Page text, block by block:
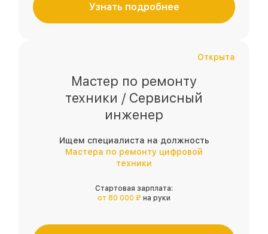
Узнать подробнее
Открыта
Мастер по ремонту
техники / Сервисный
инженер
Ищем специалиста на должность
Мастера по ремонту цифровой
техники
Стартовая зарплата:
от 80 000 ₽ на руки